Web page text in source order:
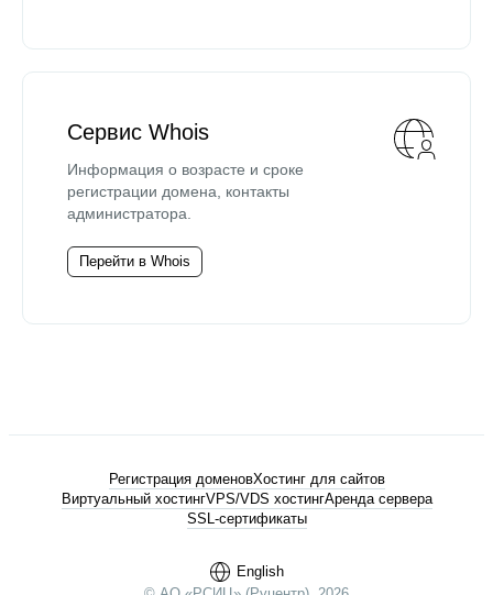
Сервис Whois
Информация о возрасте и сроке
регистрации домена, контакты
администратора.
Перейти в Whois
English
Регистрация доменовХостинг для сайтов
Виртуальный хостингVPS/VDS хостингАренда сервера
SSL-сертификаты